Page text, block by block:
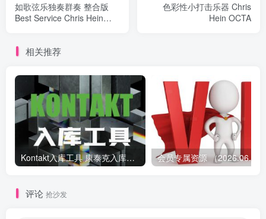
如歌弦乐独奏群奏 整合版
Best Service Chris Hein
色彩性小打击乐器 Chris
Hein OCTA
相关推荐
Kontakt入库工具 康泰克入库教程
评论 抢沙发